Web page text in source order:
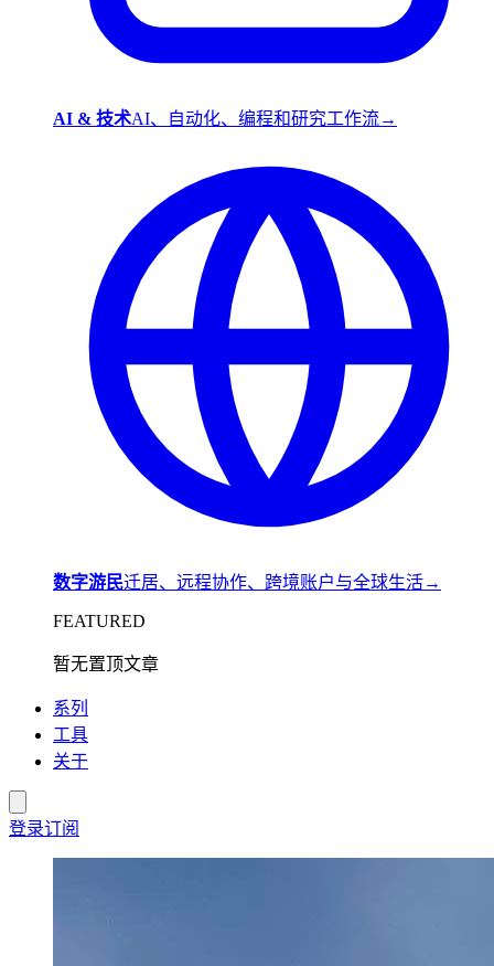
AI & 技术AI、自动化、编程和研究工作流→
数字游民迁居、远程协作、跨境账户与全球生活→
FEATURED
暂无置顶文章
系列
工具
关于
登录订阅